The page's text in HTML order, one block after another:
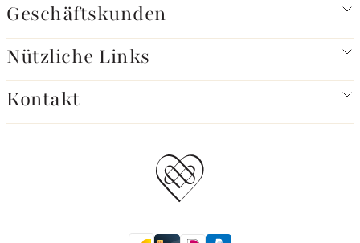
Geschäftskunden
Nützliche Links
Kontakt